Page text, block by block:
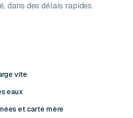
dans des délais rapides.
vite
eaux
et carte mère